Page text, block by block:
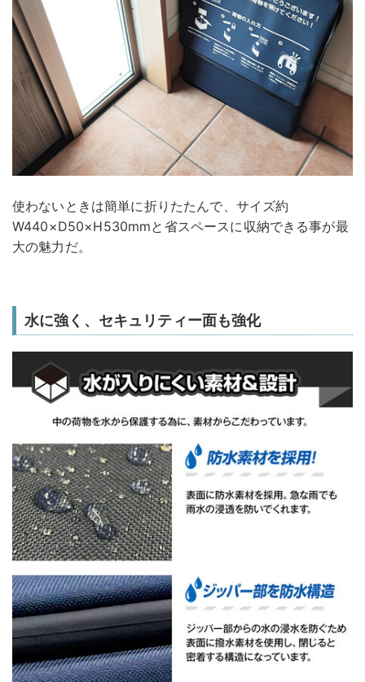
使わないときは簡単に折りたたんで、サイズ約
W440×D50×H530mmと省スペースに収納できる事が最
大の魅力だ。
水に強く、セキュリティー面も強化